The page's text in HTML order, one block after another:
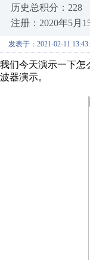
历史总积分：228
注册：2020年5月
发表于：2021-02-11
我们今天演示一下怎
波器演示。